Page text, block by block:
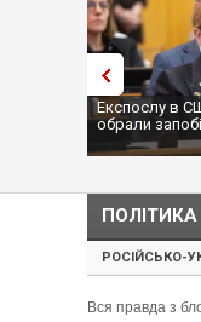
Експослу в
обрали
ПОЛІТИКА
РОСІЙСЬКО-
Вся правда з